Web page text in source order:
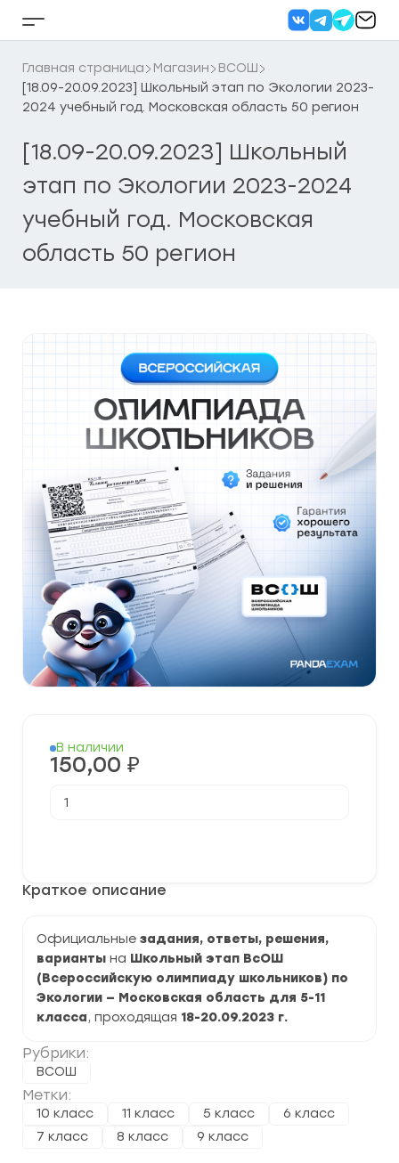
Кнопка
бокового
меню
Главная страница Магазин
ВСОШ
[18.09-20.09.2023] Школьный этап по Экологии 2023-
2024 учебный год. Московская область 50 регион
[18.09-20.09.2023] Школьный
этап по Экологии 2023-2024
учебный год. Московская
область 50 регион
Краткое описание
Официальные задания, ответы, решения,
варианты на Школьный этап ВсОШ
(Всероссийскую олимпиаду школьников) по
Экологии — Московская область для 5-11
класса, проходящая 18-20.09.2023 г.
Рубрики:
ВСОШ
Метки:
10 класс 11 класс 5 класс
6 класс
7 класс
8 класс 9 класс
В наличии
150,00 ₽
товара
Экологии
учебный
год.
Московская
область
регион